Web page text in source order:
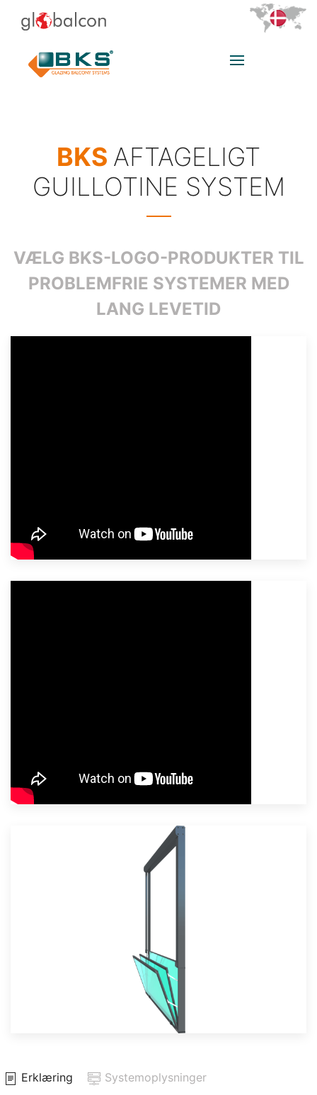
BKS AFTAGELIGT
GUILLOTINE SYSTEM
VÆLG BKS-LOGO-PRODUKTER TIL
PROBLEMFRIE SYSTEMER MED
LANG LEVETID
Erklæring Systemoplysninger